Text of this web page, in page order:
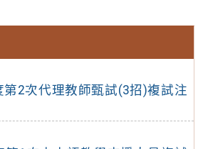
第2次代理教師甄試(3招)複試注